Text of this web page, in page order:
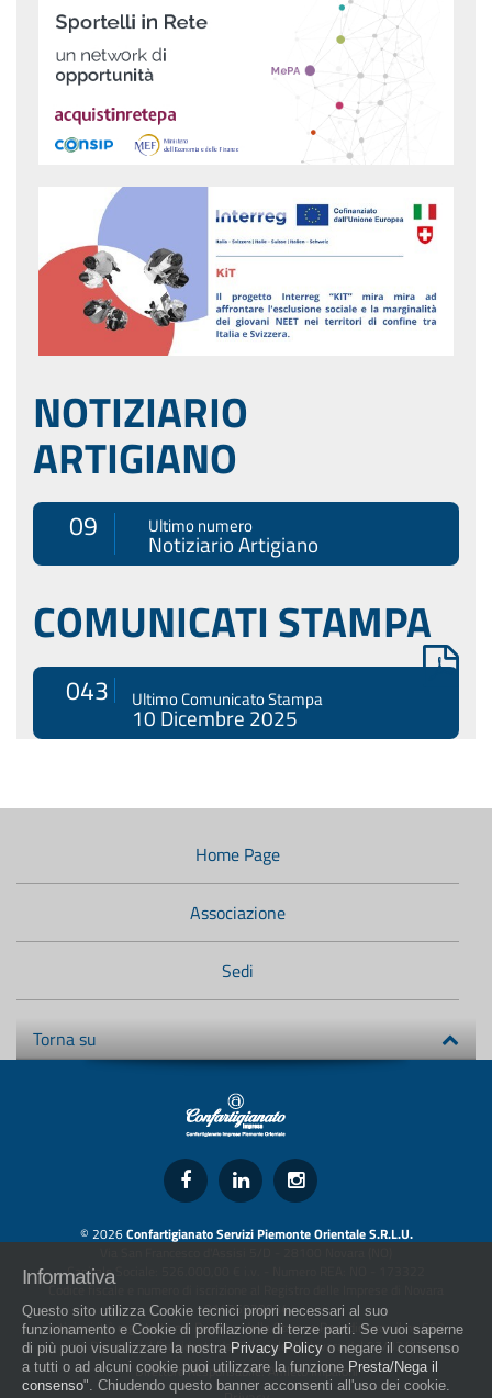
NOTIZIARIO
ARTIGIANO
09 Ultimo numero
Notiziario Artigiano
COMUNICATI STAMPA
043 Ultimo Comunicato Stampa
10 Dicembre 2025
Home Page
Associazione
Sedi
Torna su
© 2026Confartigianato Servizi Piemonte Orientale S.R.L.U.
Capitale Sociale: 526.000,00 € i.v. - Numero REA: NO - 173322
Codice fiscale e numero di iscrizione al Registro delle Imprese di Novara
01436930034
artigiani.it è registrato nel Registro della Stampa Periodica con il nr. 562
con Decreto del Presidente del Tribunale di Novara del 07/03/13
Direttore Responsabile: Amleto Impaloni
Informativa
Questo sito utilizza Cookie tecnici propri necessari al suo
funzionamento e Cookie di profilazione di terze parti. Se vuoi saperne
di più puoi visualizzare la nostra Privacy Policy o negare il consenso
a tutti o ad alcuni cookie puoi utilizzare la funzione Presta/Nega il
consenso". Chiudendo questo banner acconsenti all'uso dei cookie.